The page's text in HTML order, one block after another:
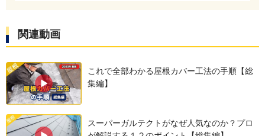
「スーパーガルテクト」はサビにくく、軽くて丈
夫なSGL鋼板の金属屋根材です。
棟部分（屋根の頂上）では屋根材を立ち上げ、ア
ルミ製下地「エスヌキ」を設置することで、雨水
関連動画
これで全部わかる屋根カバー工法の手順【総
集編】
スーパーガルテクトがなぜ人気なのか？プロ